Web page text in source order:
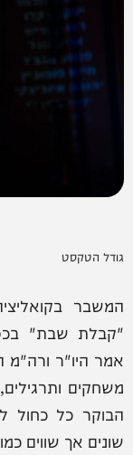
גודל הטקסט
המשבר
"קבלת שבת"
אמר היו"ר ורה"מ
משחקים
הבוקר כל כחול
שונים אך שווים